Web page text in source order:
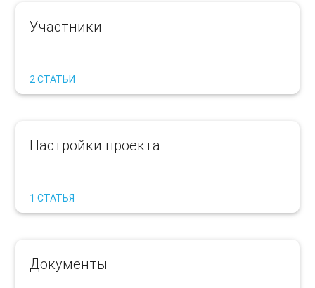
Участники
2 СТАТЬИ
Настройки проекта
1 СТАТЬЯ
Документы